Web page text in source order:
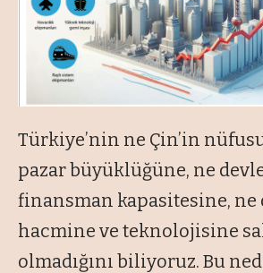
Türkiye’nin ne Çin’in
pazar büyüklüğüne, ne
finansman kapasitesine, ne
hacmine ve teknolojisine
olmadığını biliyoruz. Bu